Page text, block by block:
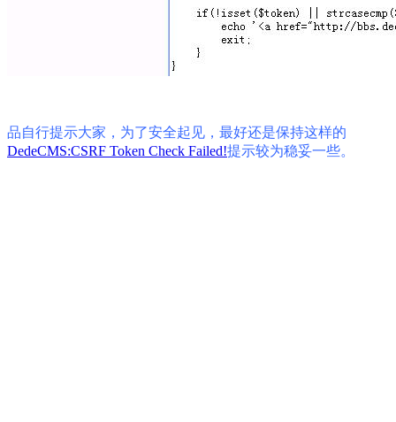
品自行提示大家，为了安全起见，最好还是保持这样的
DedeCMS:CSRF Token Check Failed!提示较为稳妥一些。